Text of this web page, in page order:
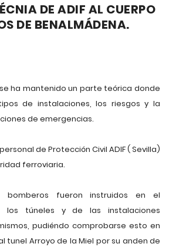
DE ADIF AL CUERPO
DE BENALMÁDENA.
ha mantenido un parte teórica donde
de instalaciones, los riesgos y la
de emergencias.
de Protección Civil ADIF ( Sevilla)
ferroviaria.
fueron instruidos en el
los túneles y de las instalaciones
pudiéndo comprobarse esto en
tunel Arroyo de la Miel por su anden de